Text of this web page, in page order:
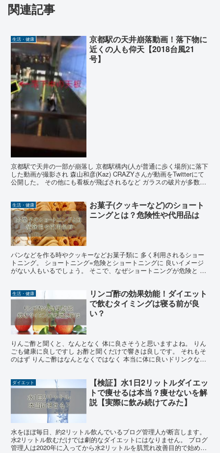
関連記事
生活・健康
京都駅の天井崩落動画！落下物に
近くの人も仰天【2018台風21
号】
京都駅で天井の一部が崩落し 京都駅構内(人が普通に歩く場所)に落下
した動画が撮影され 森山和彦(Kaz) CRAZYさんが動画をTwitterにて
公開した。 その他にも看板が飛ばされるなど ガラスの破片が多数駅
生活・健康
お菓子(クッキーなど)のショート
ニングとは？危険性や代用品は
パンなどを作る時やクッキーなどお菓子類に 多く利用されるショー
トニング。 ショートニング=危険とショートニングに 良いイメージ
がない人もいるでしょう。 そこで、なぜショートニングが危険と 言
生活・健康
リンゴ酢の効果効能！ダイエット
で飲むタイミングは寝る前が良
い？
りんご酢と聞くと、なんとなく 体に良さそうと思いますよね。 りん
ごも健康に良しですし お酢と聞くだけで響きは良しです。 それもそ
のはず りんご酢はなんとなくではなく 本当に体に良いドリンクなの
ダイエット
【検証】水1日2リットルダイエッ
トで痩せるは本当？痩せないを解
説【実際に飲み続けてみた】
水をほぼ毎日、約2リットル飲んでいるブログ管理人が断言します。
水2リットル飲むだけでは劇的なダイエットにはなりません。 ブログ
管理人は2020年に入ってから水2リットルを肌荒れ改善目的で始めま